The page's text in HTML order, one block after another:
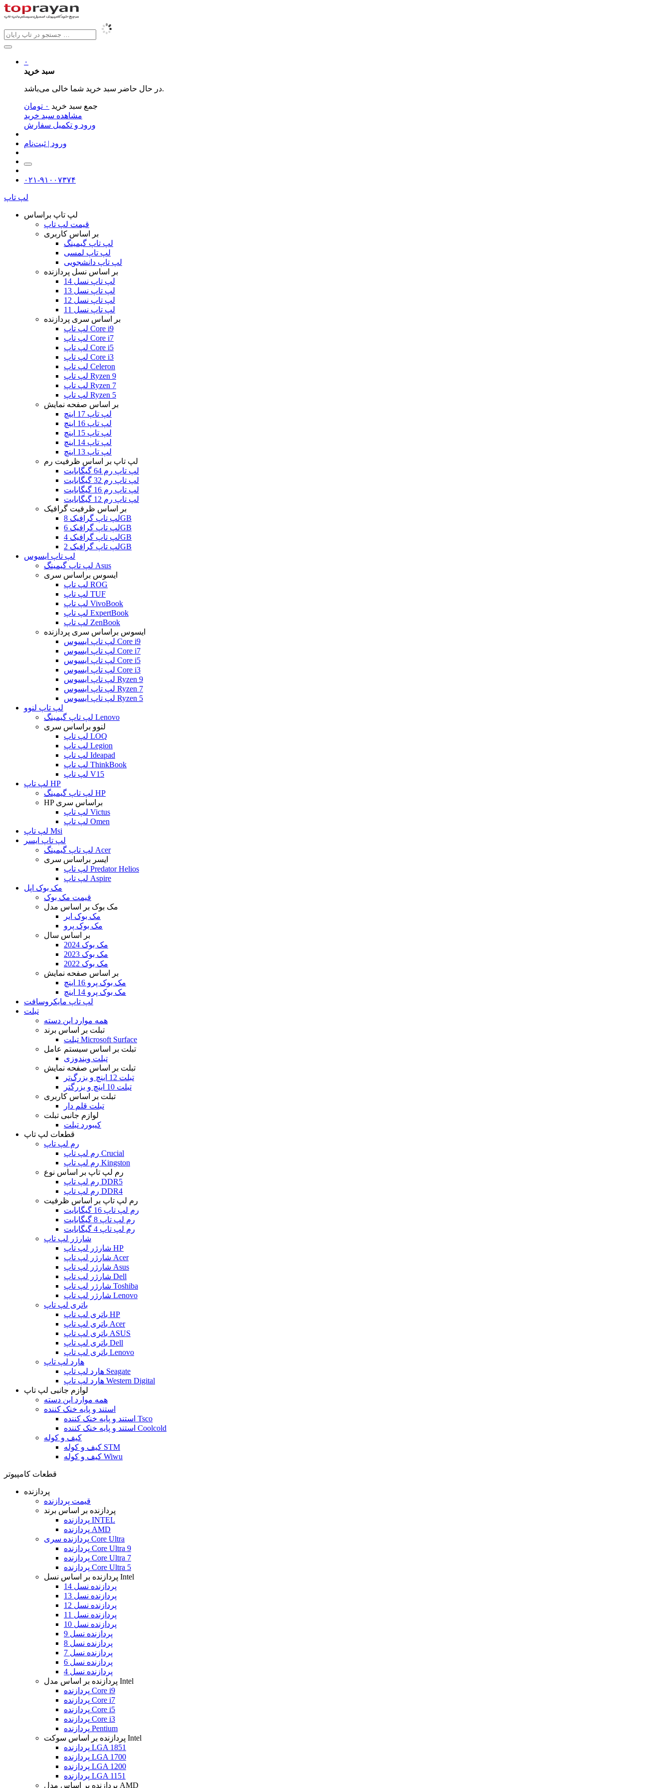
۰
سبد خرید
در حال حاضر سبد خرید شما خالی می‌باشد.
جمع سبد خرید ۰ تومان
مشاهده سبد خرید
ورود و تکمیل سفارش
ورود | ثبت‌نام
۰۲۱-۹۱۰۰۷۳۷۴
لپ تاپ
لپ تاپ براساس
قیمت لپ تاپ
بر اساس کاربری
لپ تاپ گیمینگ
لپ تاپ لمسی
لپ تاپ دانشجویی
بر اساس نسل پردازنده
لپ تاپ نسل 14
لپ تاپ نسل 13
لپ تاپ نسل 12
لپ تاپ نسل 11
بر اساس سری پردازنده
لپ تاپ Core i9
لپ تاپ Core i7
لپ تاپ Core i5
لپ تاپ Core i3
لپ تاپ Celeron
لپ تاپ Ryzen 9
لپ تاپ Ryzen 7
لپ تاپ Ryzen 5
بر اساس صفحه نمایش
لپ تاپ 17 اینچ
لپ تاپ 16 اینچ
لپ تاپ 15 اینچ
لپ تاپ 14 اینچ
لپ تاپ 13 اینچ
لپ تاپ بر اساس ظرفیت رم
لپ تاپ رم 64 گیگابایت
لپ تاپ رم 32 گیگابایت
لپ تاپ رم 16 گیگابایت
لپ تاپ رم 12 گیگابایت
بر اساس ظرفیت گرافیک
لپ تاپ گرافیک 8GB
لپ تاپ گرافیک 6GB
لپ تاپ گرافیک 4GB
لپ تاپ گرافیک 2GB
لپ تاپ ایسوس
لپ تاپ گیمینگ Asus
ایسوس براساس سری
لپ تاپ ROG
لپ تاپ TUF
لپ تاپ VivoBook
لپ تاپ ExpertBook
لپ تاپ ZenBook
ایسوس براساس سری پردازنده
لپ تاپ ایسوس Core i9
لپ تاپ ایسوس Core i7
لپ تاپ ایسوس Core i5
لپ تاپ ایسوس Core i3
لپ تاپ ایسوس Ryzen 9
لپ تاپ ایسوس Ryzen 7
لپ تاپ ایسوس Ryzen 5
لپ تاپ لنوو
لپ تاپ گیمینگ Lenovo
لنوو براساس سری
لپ تاپ LOQ
لپ تاپ Legion
لپ تاپ Ideapad
لپ تاپ ThinkBook
لپ تاپ V15
لپ تاپ HP
لپ تاپ گیمینگ HP
HP براساس سری
لپ تاپ Victus
لپ تاپ Omen
لپ تاپ Msi
لپ تاپ ایسر
لپ تاپ گیمینگ Acer
ایسر براساس سری
لپ تاپ Predator Helios
لپ تاپ Aspire
مک بوک اپل
قیمت مک بوک
مک بوک بر اساس مدل
مک بوک ایر
مک بوک پرو
بر اساس سال
مک بوک 2024
مک بوک 2023
مک بوک 2022
بر اساس صفحه نمایش
مک بوک پرو 16 اینچ
مک بوک پرو 14 اینچ
لپ تاپ مایکروسافت
تبلت
همه موارد این دسته
تبلت بر اساس برند
تبلت Microsoft Surface
تبلت بر اساس سیستم عامل
تبلت ویندوزی
تبلت بر اساس صفحه نمایش
تبلت 12 اینچ و بزرگ‌تر
تبلت 10 اینچ و بزرگتر
تبلت بر اساس کاربری
تبلت قلم دار
لوازم جانبی تبلت
کیبورد تبلت
قطعات لپ تاپ
رم لپ تاپ
رم لپ تاپ Crucial
رم لپ تاپ Kingston
رم لپ تاپ بر اساس نوع
رم لپ تاپ DDR5
رم لپ تاپ DDR4
رم لپ تاپ بر اساس ظرفیت
رم لپ تاپ 16 گیگابایت
رم لپ تاپ 8 گیگابایت
رم لپ تاپ 4 گیگابایت
شارژر لپ تاپ
شارژر لپ تاپ HP
شارژر لپ تاپ Acer
شارژر لپ تاپ Asus
شارژر لپ تاپ Dell
شارژر لپ تاپ Toshiba
شارژر لپ تاپ Lenovo
باتری لپ تاپ
باتری لپ تاپ HP
باتری لپ تاپ Acer
باتری لپ تاپ ASUS
باتری لپ تاپ Dell
باتری لپ تاپ Lenovo
هارد لپ تاپ
هارد لپ تاپ Seagate
هارد لپ تاپ Western Digital
لوازم جانبی لپ تاپ
همه موارد این دسته
استند و پایه خنک کننده
استند و پایه خنک کننده Tsco
استند و پایه خنک کننده Coolcold
کیف و کوله
کیف و کوله STM
کیف و کوله Wiwu
قطعات کامپیوتر
پردازنده
قیمت پردازنده
پردازنده بر اساس برند
پردازنده INTEL
پردازنده AMD
پردازنده سری Core Ultra
پردازنده Core Ultra 9
پردازنده Core Ultra 7
پردازنده Core Ultra 5
پردازنده بر اساس نسل Intel
پردازنده نسل 14
پردازنده نسل 13
پردازنده نسل 12
پردازنده نسل 11
پردازنده نسل 10
پردازنده نسل 9
پردازنده نسل 8
پردازنده نسل 7
پردازنده نسل 6
پردازنده نسل 4
پردازنده بر اساس مدل Intel
پردازنده Core i9
پردازنده Core i7
پردازنده Core i5
پردازنده Core i3
پردازنده Pentium
پردازنده بر اساس سوکت Intel
پردازنده LGA 1851
پردازنده LGA 1700
پردازنده LGA 1200
پردازنده LGA 1151
پردازنده بر اساس مدل AMD